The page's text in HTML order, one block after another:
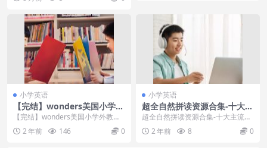
小学英语
【完结】wonders美国小学外
教写作阅读课
【完结】wonders美国小学外教写
作阅读课 目录： 001试听课赠品-W
eek...2 年前 146 0
小学英语
超全自然拼读资源合集-十大主
流自然拼读教材绘本资源
超全自然拼读资源合集-十大主流自
然拼读教材绘本资源
2 年前 8 0